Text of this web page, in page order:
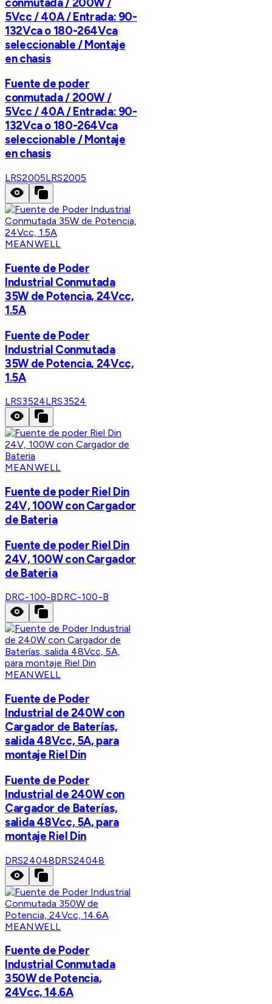
5Vcc / 40A / Entrada: 90-
132Vca o 180-264Vca
seleccionable / Montaje
en chasis
Fuente de poder
conmutada / 200W /
5Vcc / 40A / Entrada: 90-
132Vca o 180-264Vca
seleccionable / Montaje
en chasis
LRS2005LRS2005
MEANWELL
Fuente de Poder
Industrial Conmutada
35W de Potencia, 24Vcc,
1.5A
Fuente de Poder
Industrial Conmutada
35W de Potencia, 24Vcc,
1.5A
LRS3524LRS3524
MEANWELL
Fuente de poder Riel Din
24V, 100W con Cargador
de Bateria
Fuente de poder Riel Din
24V, 100W con Cargador
de Bateria
DRC-100-BDRC-100-B
MEANWELL
Fuente de Poder
Industrial de 240W con
Cargador de Baterías,
salida 48Vcc, 5A, para
montaje Riel Din
Fuente de Poder
Industrial de 240W con
Cargador de Baterías,
salida 48Vcc, 5A, para
montaje Riel Din
DRS24048DRS24048
MEANWELL
Fuente de Poder
Industrial Conmutada
350W de Potencia,
24Vcc, 14.6A